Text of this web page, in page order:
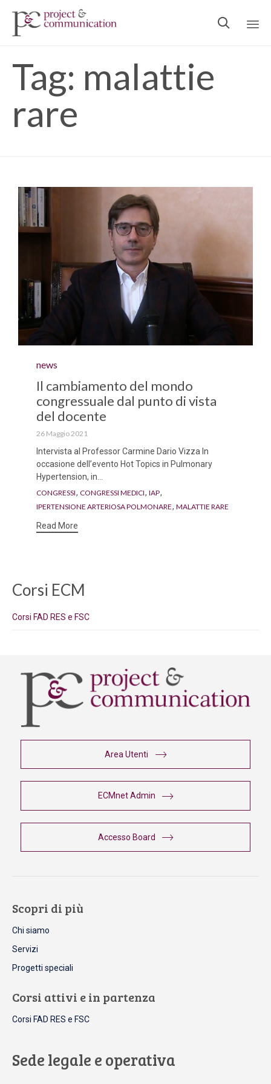

Tag: malattie
rare
Category
news
Il cambiamento del mondo
congressuale dal punto di vista
del docente
26 Maggio 2021
Intervista al Professor Carmine Dario Vizza In
occasione dell’evento Hot Topics in Pulmonary
Hypertension, in...
Tags
CONGRESSI, CONGRESSI MEDICI, IAP,
IPERTENSIONE ARTERIOSA POLMONARE, MALATTIE RARE
Read More
Corsi ECM
Corsi FAD RES e FSC
Area Utenti
ECMnet Admin
Accesso Board
Scopri di più
Chi siamo
Servizi
Progetti speciali
Corsi attivi e in partenza
Corsi FAD RES e FSC
Sede legale e operativa